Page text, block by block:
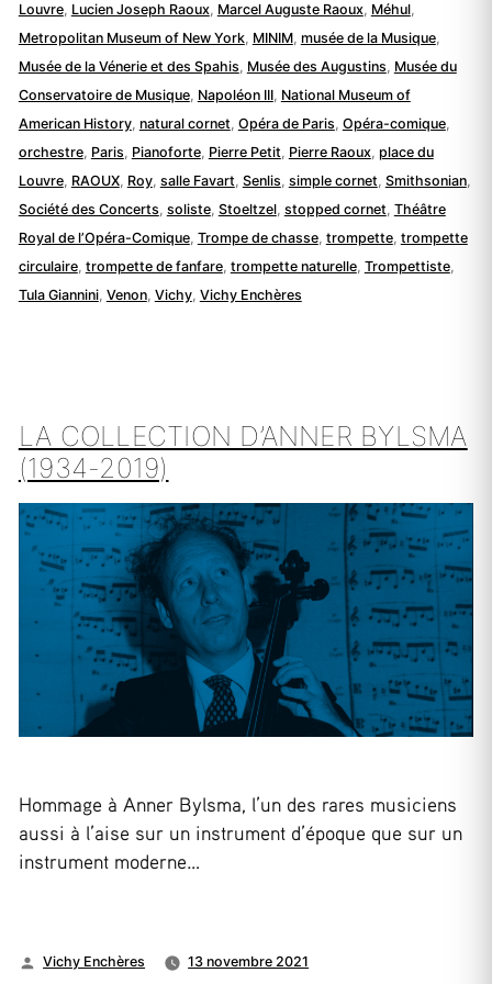
Louvre, Lucien Joseph Raoux, Marcel Auguste Raoux, Méhul,
Metropolitan Museum of New York, MINIM, musée de la Musique,
Musée de la Vénerie et des Spahis, Musée des Augustins, Musée du
Conservatoire de Musique, Napoléon III, National Museum of
American History, natural cornet, Opéra de Paris, Opéra-comique,
orchestre, Paris, Pianoforte, Pierre Petit, Pierre Raoux, place du
Louvre, RAOUX, Roy, salle Favart, Senlis, simple cornet, Smithsonian,
Société des Concerts, soliste, Stoeltzel, stopped cornet, Théâtre
Royal de l’Opéra-Comique, Trompe de chasse, trompette, trompette
circulaire, trompette de fanfare, trompette naturelle, Trompettiste,
Tula Giannini, Venon, Vichy, Vichy Enchères
LA COLLECTION D’ANNER BYLSMA
(1934-2019)
Hommage à Anner Bylsma, l’un des rares musiciens
aussi à l’aise sur un instrument d’époque que sur un
instrument moderne…
Publié
Vichy Enchères
13 novembre 2021